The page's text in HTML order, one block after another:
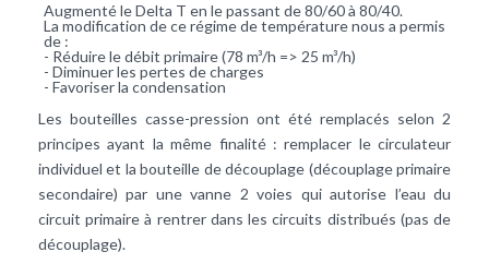
Augmenté le Delta T en le passant de 80/60 à 80/40.
La modification de ce régime de température nous a permis
de :
- Réduire le débit primaire (78 m³/h => 25 m³/h)
- Diminuer les pertes de charges
- Favoriser la condensation
Les bouteilles casse-pression ont été remplacés selon 2
principes ayant la même finalité : remplacer le circulateur
individuel et la bouteille de découplage (découplage primaire
secondaire) par une vanne 2 voies qui autorise l’eau du
circuit primaire à rentrer dans les circuits distribués (pas de
découplage).